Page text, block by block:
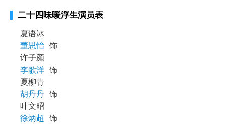
二十四味暖浮生演员表
夏语冰
董思怡 饰
许子颜
李歌洋 饰
夏柳青
胡丹丹 饰
叶文昭
徐炳超 饰